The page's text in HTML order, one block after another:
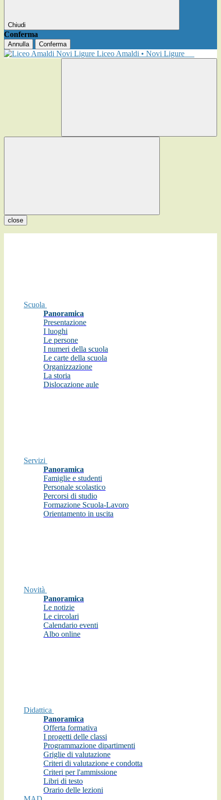
Chiudi
Conferma
Annulla Conferma
Liceo Amaldi • Novi Ligure
close
Scuola
Panoramica
Presentazione
I luoghi
Le persone
I numeri della scuola
Le carte della scuola
Organizzazione
La storia
Dislocazione aule
Servizi
Panoramica
Famiglie e studenti
Personale scolastico
Percorsi di studio
Formazione Scuola-Lavoro
Orientamento in uscita
Novità
Panoramica
Le notizie
Le circolari
Calendario eventi
Albo online
Didattica
Panoramica
Offerta formativa
I progetti delle classi
Programmazione dipartimenti
Griglie di valutazione
Criteri di valutazione e condotta
Criteri per l'ammissione
Libri di testo
Orario delle lezioni